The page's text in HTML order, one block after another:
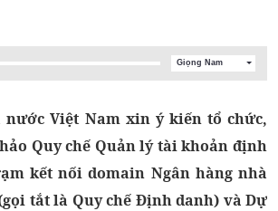
Giọng Nam
nước Việt Nam xin ý kiến tổ chức,
Quy chế Quản lý tài khoản định
kết nối domain Ngân hàng nhà
tắt là Quy chế Định danh) và Dự